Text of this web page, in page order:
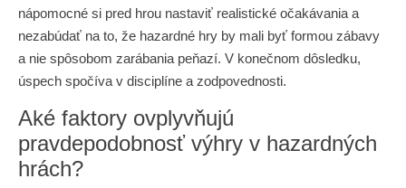
nápomocné si pred hrou nastaviť realistické očakávania a
nezabúdať na to, že hazardné hry by mali byť formou zábavy
a nie spôsobom zarábania peňazí. V konečnom dôsledku,
úspech spočíva v disciplíne a zodpovednosti.
Aké faktory ovplyvňujú
pravdepodobnosť výhry v hazardných
hrách?